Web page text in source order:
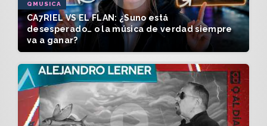
QMUSICA
CA7RIEL VS EL FLAN: ¿Suno está
desesperado… o la música de verdad siempre
va a ganar?